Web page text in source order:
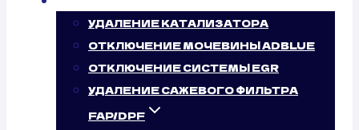
УДАЛЕНИЕ КАТАЛИЗАТОРА
ОТКЛЮЧЕНИЕ МОЧЕВИНЫ ADBLUE
ОТКЛЮЧЕНИЕ СИСТЕМЫ EGR
УДАЛЕНИЕ САЖЕВОГО ФИЛЬТРА
FAP/DPF
U20 3.3 (218
Л.С.)